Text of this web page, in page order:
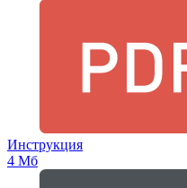
Инструкция
4 Мб